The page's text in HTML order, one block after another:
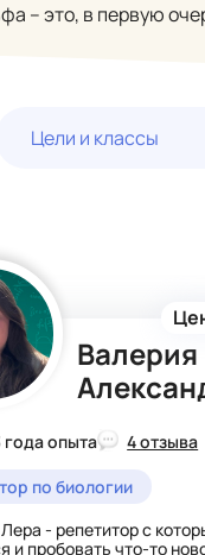
– это, в первую
Цели и классы
Валерия
года опыта
4 отзыва
по биологии
- репетитор с
и пробовать что-то